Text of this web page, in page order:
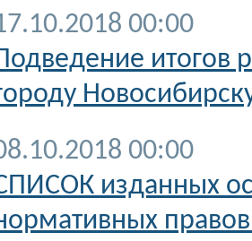
00:00
итогов
00:00
изданных